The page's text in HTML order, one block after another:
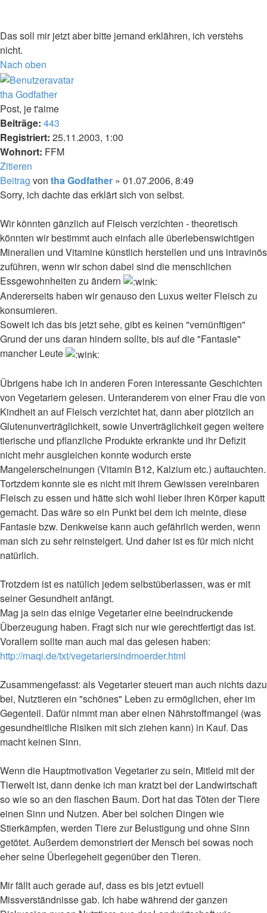
Das soll mir jetzt aber bitte jemand erklähren, ich verstehs
nicht.
Nach oben
tha Godfather
Post, je t'aime
Beiträge: 443
Registriert: 25.11.2003, 1:00
Wohnort: FFM
Zitieren
Beitrag von tha Godfather » 01.07.2006, 8:49
Sorry, ich dachte das erklärt sich von selbst.
Wir könnten gänzlich auf Fleisch verzichten - theoretisch
könnten wir bestimmt auch einfach alle überlebenswichtigen
Mineralien und Vitamine künstlich herstellen und uns intravinös
zuführen, wenn wir schon dabei sind die menschlichen
Essgewohnheiten zu ändern
Andererseits haben wir genauso den Luxus weiter Fleisch zu
konsumieren.
Soweit ich das bis jetzt sehe, gibt es keinen "vernünftigen"
Grund der uns daran hindern sollte, bis auf die "Fantasie"
mancher Leute
Übrigens habe ich in anderen Foren interessante Geschichten
von Vegetariern gelesen. Unteranderem von einer Frau die von
Kindheit an auf Fleisch verzichtet hat, dann aber plötzlich an
Glutenunverträglichkeit, sowie Unverträglichkeit gegen weitere
tierische und pflanzliche Produkte erkrankte und ihr Defizit
nicht mehr ausgleichen konnte wodurch erste
Mangelerscheinungen (Vitamin B12, Kalzium etc.) auftauchten.
Tortzdem konnte sie es nicht mit ihrem Gewissen vereinbaren
Fleisch zu essen und hätte sich wohl lieber ihren Körper kaputt
gemacht. Das wäre so ein Punkt bei dem ich meinte, diese
Fantasie bzw. Denkweise kann auch gefährlich werden, wenn
man sich zu sehr reinsteigert. Und daher ist es für mich nicht
natürlich.
Trotzdem ist es natülich jedem selbstüberlassen, was er mit
seiner Gesundheit anfängt.
Mag ja sein das einige Vegetarier eine beeindruckende
Überzeugung haben. Fragt sich nur wie gerechtfertigt das ist.
Vorallem sollte man auch mal das gelesen haben:
http://maqi.de/txt/vegetariersindmoerder.html
Zusammengefasst: als Vegetarier steuert man auch nichts dazu
bei, Nutztieren ein "schönes" Leben zu ermöglichen, eher im
Gegenteil. Dafür nimmt man aber einen Nährstoffmangel (was
gesundheitliche Risiken mit sich ziehen kann) in Kauf. Das
macht keinen Sinn.
Wenn die Hauptmotivation Vegetarier zu sein, Mitleid mit der
Tierwelt ist, dann denke ich man kratzt bei der Landwirtschaft
so wie so an den flaschen Baum. Dort hat das Töten der Tiere
einen Sinn und Nutzen. Aber bei solchen Dingen wie
Stierkämpfen, werden Tiere zur Belustigung und ohne Sinn
getötet. Außerdem demonstriert der Mensch bei sowas noch
eher seine Überlegeheit gegenüber den Tieren.
Mir fällt auch gerade auf, dass es bis jetzt evtuell
Missverständnisse gab. Ich habe während der ganzen